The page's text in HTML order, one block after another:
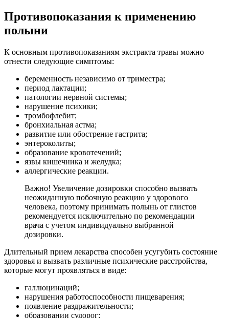
Противопоказания к применению
полыни
К основным противопоказаниям экстракта травы можно
отнести следующие симптомы:
беременность независимо от триместра;
период лактации;
патологии нервной системы;
нарушение психики;
тромбофлебит;
бронхиальная астма;
развитие или обострение гастрита;
энтероколиты;
образование кровотечений;
язвы кишечника и желудка;
аллергические реакции.
Важно! Увеличение дозировки способно вызвать
неожиданную побочную реакцию у здорового
человека, поэтому принимать полынь от глистов
рекомендуется исключительно по рекомендации
врача с учетом индивидуально выбранной
дозировки.
Длительный прием лекарства способен усугубить состояние
здоровья и вызвать различные психические расстройства,
которые могут проявляться в виде:
галлюцинаций;
нарушения работоспособности пищеварения;
появление раздражительности;
образовании судорог;